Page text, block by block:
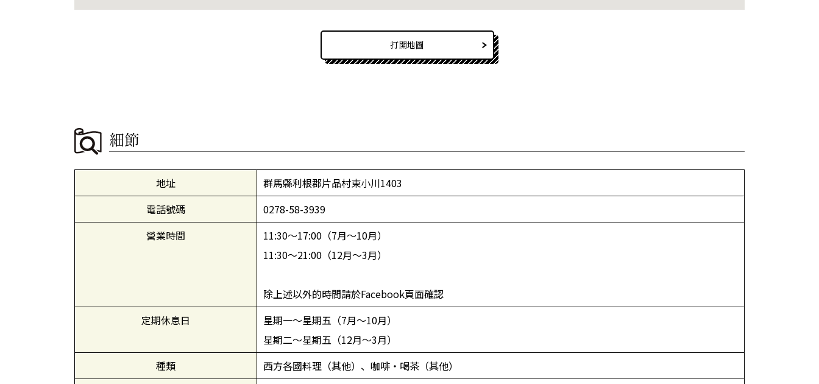
打開地圖
細節
地址
群馬縣利根郡片品村東小川1403
電話號碼
0278-58-3939
營業時間
11:30〜17:00（7月〜10月）
11:30〜21:00（12月〜3月）
除上述以外的時間請於Facebook頁面確認
定期休息日
星期一〜星期五（7月〜10月）
星期二〜星期五（12月〜3月）
種類
西方各國料理（其他）、咖啡・喝茶（其他）